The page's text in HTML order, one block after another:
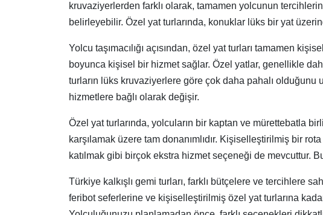
kruvaziyerlerden farklı olarak, tamamen yolcunun
belirleyebilir. Özel yat turlarında, konuklar lüks bir yat
Yolcu taşımacılığı açısından, özel yat turları tamamen
boyunca kişisel bir hizmet sağlar. Özel yatlar, genellikle
turların lüks kruvaziyerlere göre çok daha pahalı olduğunu
hizmetlere bağlı olarak değişir.
Özel yat turlarında, yolcuların bir kaptan ve mürettebatla
karşılamak üzere tam donanımlıdır. Kişiselleştirilmiş bir
katılmak gibi birçok ekstra hizmet seçeneği de mevcuttur.
Türkiye kalkışlı gemi turları, farklı bütçelere ve tercihlere
feribot seferlerine ve kişiselleştirilmiş özel yat turlarına